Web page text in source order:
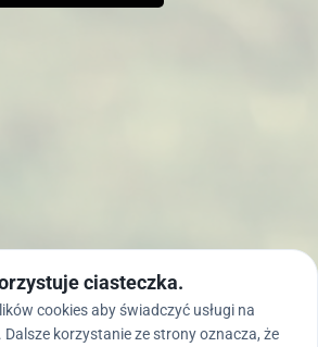
ciasteczka.
cookies aby świadczyć usługi na
korzystanie ze strony oznacza, że